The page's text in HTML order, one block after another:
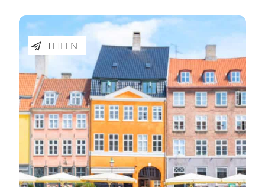
TEILEN